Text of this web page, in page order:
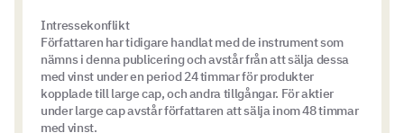
Intressekonflikt
Författaren har tidigare handlat med de instrument som
nämns i denna publicering och avstår från att sälja dessa
med vinst under en period 24 timmar för produkter
kopplade till large cap, och andra tillgångar. För aktier
under large cap avstår författaren att sälja inom 48 timmar
med vinst.